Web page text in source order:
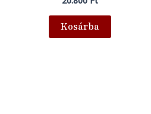
Kosárba